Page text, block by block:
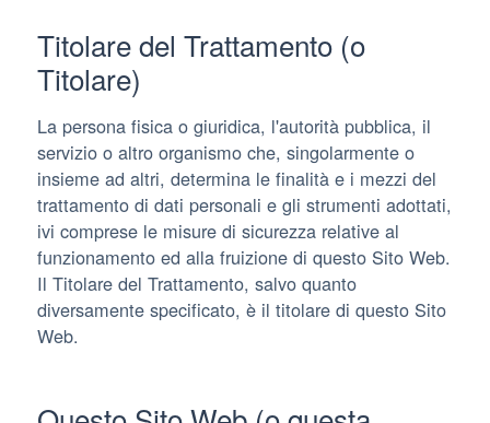
Titolare del Trattamento (o
Titolare)
La persona fisica o giuridica, l'autorità pubblica, il
servizio o altro organismo che, singolarmente o
insieme ad altri, determina le finalità e i mezzi del
trattamento di dati personali e gli strumenti adottati,
ivi comprese le misure di sicurezza relative al
funzionamento ed alla fruizione di questo Sito Web.
Il Titolare del Trattamento, salvo quanto
diversamente specificato, è il titolare di questo Sito
Web.